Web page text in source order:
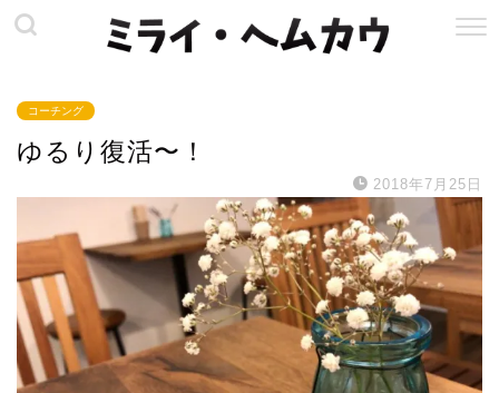
コーチング
ゆるり復活〜！
2018年7月25日